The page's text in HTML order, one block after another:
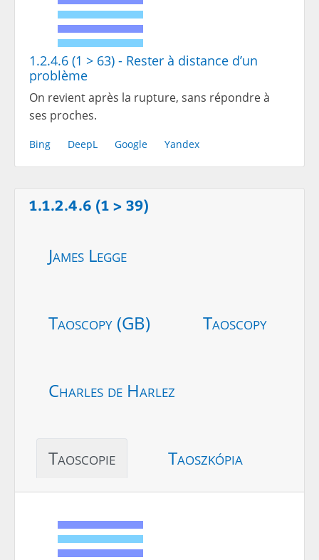
1.2.4.6 (1 > 63) - Rester à distance d’un
problème
On revient après la rupture, sans répondre à
ses proches.
Bing DeepL Google Yandex
1.1.2.4.6 (1 > 39)
James Legge
Taoscopy (GB) Taoscopy
Charles de Harlez
Taoscopie Taoszkópia